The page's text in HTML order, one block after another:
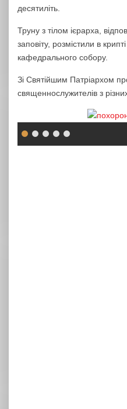
десятиліть.
Труну з тілом ієрарха,
заповіту, розмістили в
кафедрального собору.
Зі Святійшим Патріархом
священнослужителів з різних